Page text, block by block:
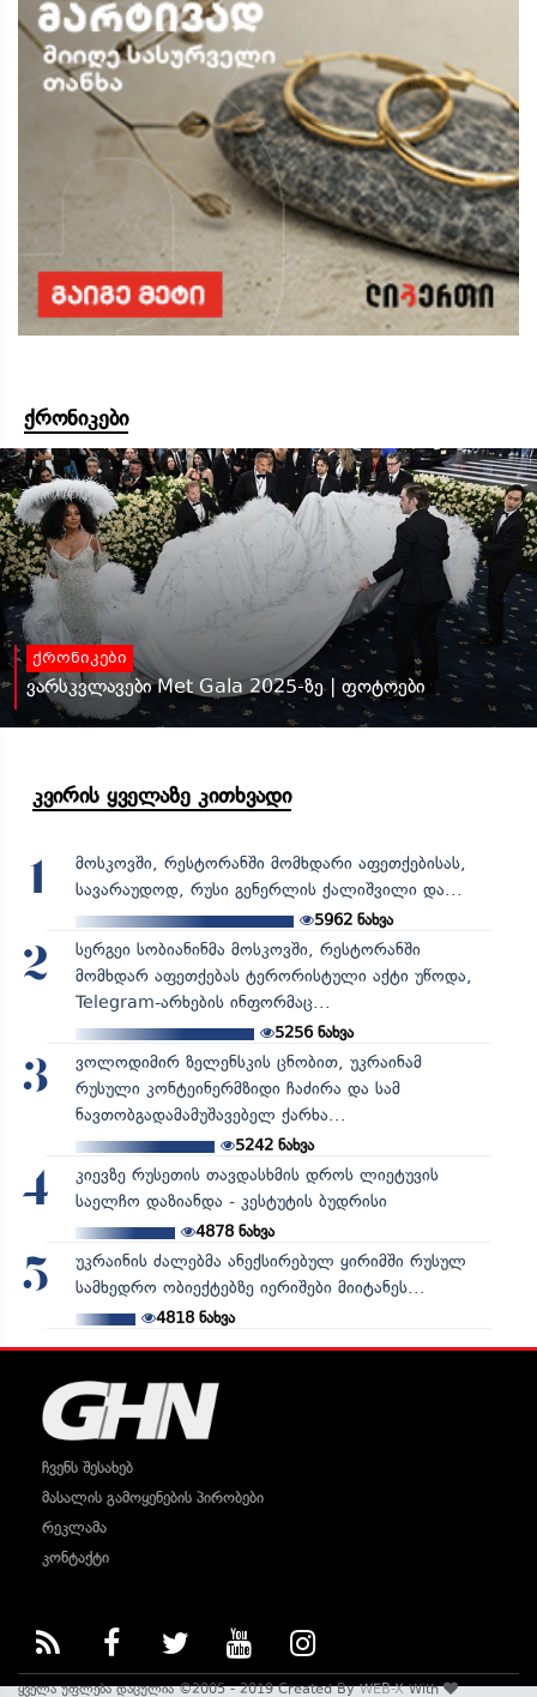
ქრონიკები
ქრონიკები
ვარსკვლავები Met Gala 2025-ზე | ფოტოები
კვირის ყველაზე კითხვადი
1
მოსკოვში, რესტორანში მომხდარი აფეთქებისას,
სავარაუდოდ, რუსი გენერლის ქალიშვილი და...
5962 ნახვა
2
სერგეი სობიანინმა მოსკოვში, რესტორანში
მომხდარ აფეთქებას ტერორისტული აქტი უწოდა,
Telegram-არხების ინფორმაც...
5256ნახვა
3
ვოლოდიმირ ზელენსკის ცნობით, უკრაინამ
რუსული კონტეინერმზიდი ჩაძირა და სამ
ნავთობგადამამუშავებელ ქარხა...
5242ნახვა
4
კიევზე რუსეთის თავდასხმის დროს ლიეტუვის
საელჩო დაზიანდა - კესტუტის ბუდრისი
4878ნახვა
5
უკრაინის ძალებმა ანექსირებულ ყირიმში რუსულ
სამხედრო ობიექტებზე იერიშები მიიტანეს...
4818ნახვა
ჩვენს შესახებ
მასალის გამოყენების პირობები
რეკლამა
კონტაქტი
ყველა უფლება დაცულია ©2005 - 2019 Created ByWEB-XWith